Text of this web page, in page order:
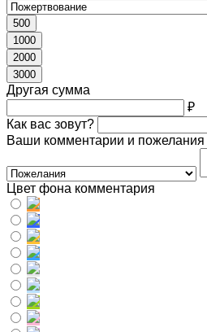
500
1000
2000
3000
Другая сумма
₽
Как вас зовут?
Ваши комментарии и пожелания
Цвет фона комментария